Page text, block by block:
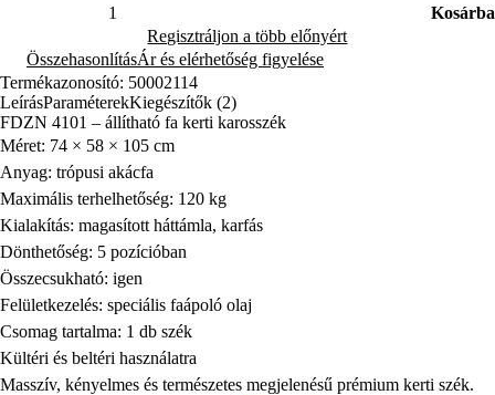
Kosárba
Regisztráljon a több előnyért
ÖsszehasonlításÁr és elérhetőség figyelése
Termékazonosító: 50002114
LeírásParaméterekKiegészítők (2)
FDZN 4101 – állítható fa kerti karosszék
Méret: 74 × 58 × 105 cm
Anyag: trópusi akácfa
Maximális terhelhetőség: 120 kg
Kialakítás: magasított háttámla, karfás
Dönthetőség: 5 pozícióban
Összecsukható: igen
Felületkezelés: speciális faápoló olaj
Csomag tartalma: 1 db szék
Kültéri és beltéri használatra
Masszív, kényelmes és természetes megjelenésű prémium kerti szék.